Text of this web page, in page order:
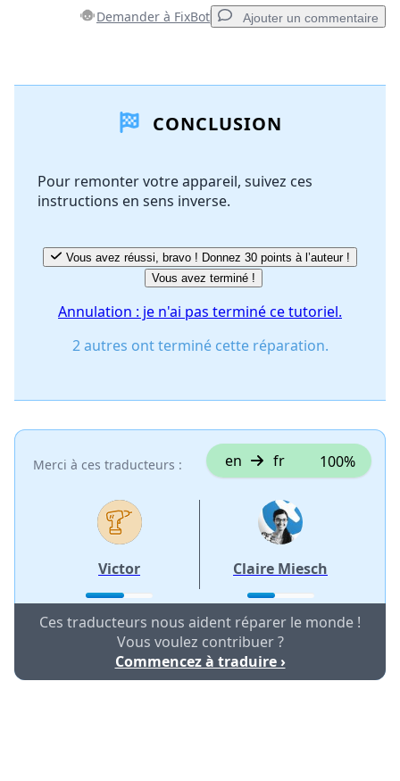
Demander à FixBot Ajouter un commentaire
Ajouter un commentaire
Annuler
CONCLUSION
Pour remonter votre appareil, suivez ces
instructions en sens inverse.
Vous avez réussi, bravo ! Donnez 30 points à l’auteur !
Vous avez terminé !
Annulation : je n'ai pas terminé ce tutoriel.
2 autres ont terminé cette réparation.
Merci à ces traducteurs : en fr 100%
Victor Claire Miesch
Ces traducteurs nous aident réparer le monde !
Vous voulez contribuer ?
Commencez à traduire ›